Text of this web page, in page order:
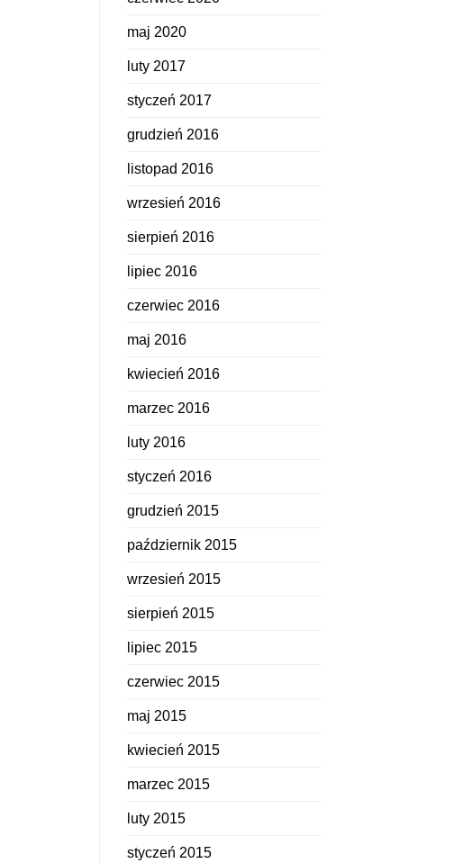
maj 2020
luty 2017
styczeń 2017
grudzień 2016
listopad 2016
wrzesień 2016
sierpień 2016
lipiec 2016
czerwiec 2016
maj 2016
kwiecień 2016
marzec 2016
luty 2016
styczeń 2016
grudzień 2015
październik 2015
wrzesień 2015
sierpień 2015
lipiec 2015
czerwiec 2015
maj 2015
kwiecień 2015
marzec 2015
luty 2015
styczeń 2015